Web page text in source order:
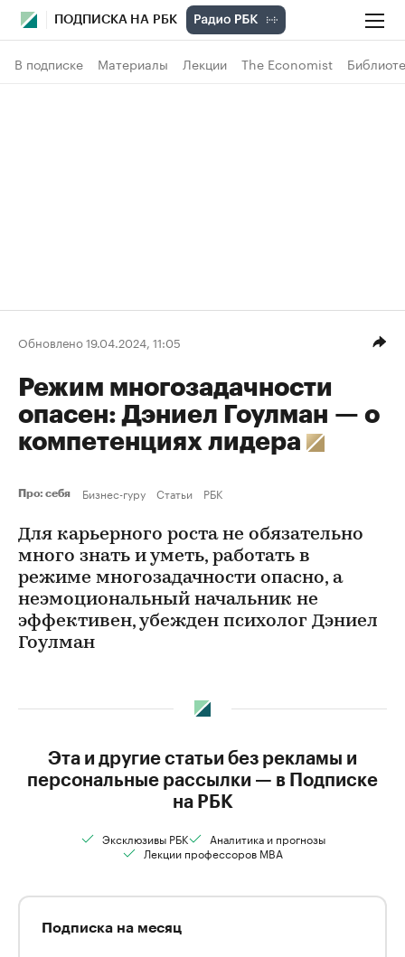
ПОДПИСКА НА РБК
В подписке Материалы Лекции The Economist
Обновлено 19.04.2024, 11:05
Режим многозадачности
опасен: Дэниел Гоулман — о
компетенциях лидера
Про: себя Бизнес-гуру Статьи РБК
Для карьерного роста не обязательно
много знать и уметь, работать в
режиме многозадачности опасно, а
неэмоциональный начальник не
эффективен, убежден психолог Дэниел
Гоулман
Эта и другие статьи без рекламы и
персональные рассылки — в Подписке
на РБК
Эксклюзивы РБК
Аналитика и прогнозы
Лекции профессоров MBA
Подписка на месяц